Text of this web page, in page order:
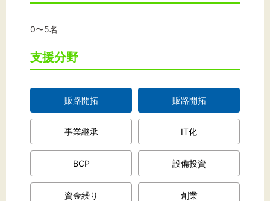
0〜5名
支援分野
販路開拓 販路開拓
事業継承 IT化
BCP 設備投資
資金繰り 創業